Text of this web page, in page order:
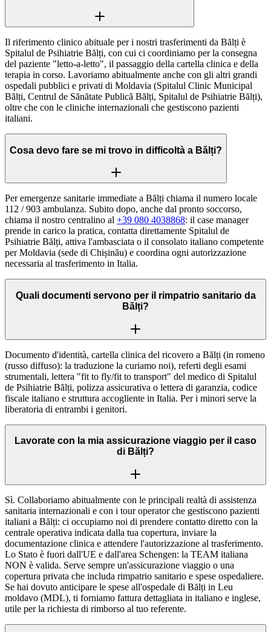
Il riferimento clinico abituale per i nostri trasferimenti da Bălți è
Spitalul de Psihiatrie Bălți, con cui ci coordiniamo per la consegna
del paziente "letto-a-letto", il passaggio della cartella clinica e della
terapia in corso. Lavoriamo abitualmente anche con gli altri grandi
ospedali pubblici e privati di Moldavia (Spitalul Clinic Municipal
Bălți, Centrul de Sănătate Publică Bălți, Spitalul de Psihiatrie Bălți),
oltre che con le cliniche internazionali che gestiscono pazienti
italiani.
Cosa devo fare se mi trovo in difficoltà a Bălți?
Per emergenze sanitarie immediate a Bălți chiama il numero locale
112 / 903 ambulanza. Subito dopo, anche dal pronto soccorso,
chiama il nostro centralino al +39 080 4038868: il case manager
prende in carico la pratica, contatta direttamente Spitalul de
Psihiatrie Bălți, attiva l'ambasciata o il consolato italiano competente
per Moldavia (sede di Chișinău) e coordina ogni autorizzazione
necessaria al trasferimento in Italia.
Quali documenti servono per il rimpatrio sanitario da
Bălți?
Documento d'identità, cartella clinica del ricovero a Bălți (in romeno
(russo diffuso): la traduzione la curiamo noi), referti degli esami
strumentali, lettera "fit to fly/fit to transport" del medico di Spitalul
de Psihiatrie Bălți, polizza assicurativa o lettera di garanzia, codice
fiscale italiano e struttura accogliente in Italia. Per i minori serve la
liberatoria di entrambi i genitori.
Lavorate con la mia assicurazione viaggio per il caso
di Bălți?
Sì. Collaboriamo abitualmente con le principali realtà di assistenza
sanitaria internazionali e con i tour operator che gestiscono pazienti
italiani a Bălți: ci occupiamo noi di prendere contatto diretto con la
centrale operativa indicata dalla tua copertura, inviare la
documentazione clinica e attendere l'autorizzazione al trasferimento.
Lo Stato è fuori dall'UE e dall'area Schengen: la TEAM italiana
NON è valida. Serve sempre un'assicurazione viaggio o una
copertura privata che includa rimpatrio sanitario e spese ospedaliere.
Se hai dovuto anticipare le spese all'ospedale di Bălți in Leu
moldavo (MDL), ti forniamo fattura dettagliata in italiano e inglese,
utile per la richiesta di rimborso al tuo referente.